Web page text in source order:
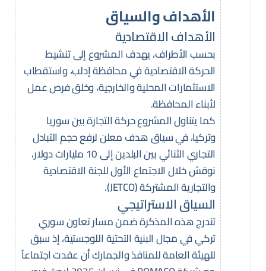
الأهداف والسياق
الأهداف الاقتصادية
بحسب الأطراف، يهدف المشروع إلى تنشيط
الحركة الاقتصادية في محافظة إدلب، واستقطاب
الاستثمارات المحلية والخارجية، وخلق فرص عمل
لأبناء المحافظة.
كما يتناول المشروع حركة التجارة بين سوريا
وتركيا، في سياق هدف معلن لرفع حجم التبادل
التجاري الثنائي بين البلدين إلى 10 مليارات دولار،
نوقش خلال الاجتماع الأول للجنة الاقتصادية
والتجارية المشتركة (JETCO).
السياق الاستراتيجي
تندرج هذه المذكرة ضمن مسار تعاون سوري
تركي في مجال البنية التحتية اللوجستية، إذ سبق
للهيئة العامة للمنافذ والجمارك أن عقدت اجتماعاً